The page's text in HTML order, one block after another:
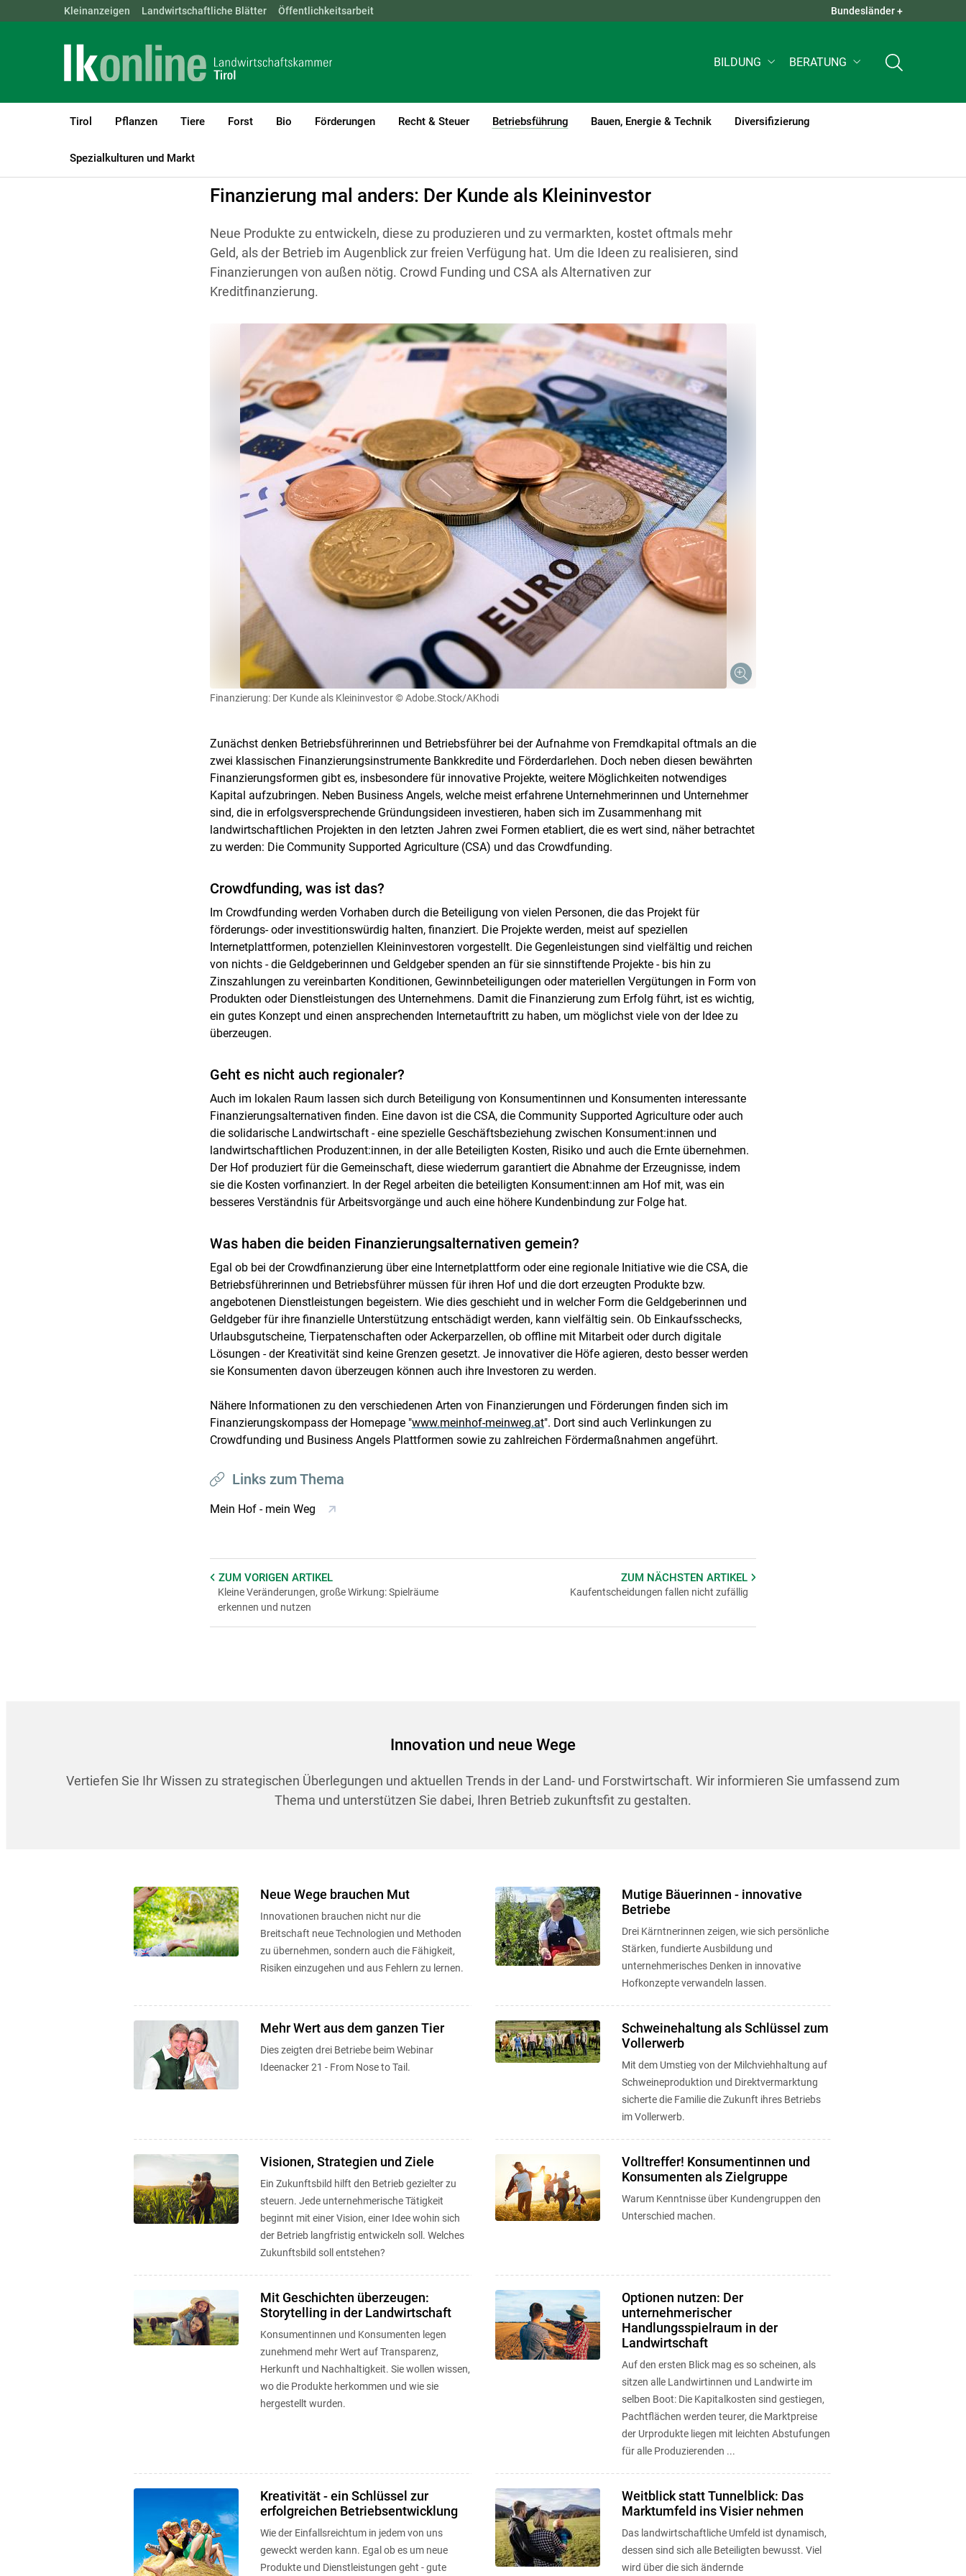
Skip to main content
Landwirtschaftskammern: ÖSTERREICH BGLD KTN NÖ OÖ QUICK LINKS +
Kleinanzeigen Landwirtschaftliche Blätter Öffentlichkeitsarbeit Bundesländer +
BILDUNG BERATUNG
Tirol Pflanzen Tiere Forst Bio Förderungen Recht & Steuer Betriebsführung
(current)1
Bauen, Energie & Technik Diversifizierung
Spezialkulturen und Markt
LK Tirol Betriebsführung Innovation und neue Wege
Finanzierung mal anders: Der Kunde als Kleininvestor
Neue Produkte zu entwickeln, diese zu produzieren und zu vermarkten, kostet oftmals mehr
Geld, als der Betrieb im Augenblick zur freien Verfügung hat. Um die Ideen zu realisieren, sind
Finanzierungen von außen nötig. Crowd Funding und CSA als Alternativen zur
Kreditfinanzierung.
Finanzierung: Der Kunde als Kleininvestor© Adobe.Stock/AKhodi
Zunächst denken Betriebsführerinnen und Betriebsführer bei der Aufnahme von Fremdkapital oftmals an die
zwei klassischen Finanzierungsinstrumente Bankkredite und Förderdarlehen. Doch neben diesen bewährten
Finanzierungsformen gibt es, insbesondere für innovative Projekte, weitere Möglichkeiten notwendiges
Kapital aufzubringen. Neben Business Angels, welche meist erfahrene Unternehmerinnen und Unternehmer
sind, die in erfolgsversprechende Gründungsideen investieren, haben sich im Zusammenhang mit
landwirtschaftlichen Projekten in den letzten Jahren zwei Formen etabliert, die es wert sind, näher betrachtet
zu werden: Die Community Supported Agriculture (CSA) und das Crowdfunding.
Crowdfunding, was ist das?
Im Crowdfunding werden Vorhaben durch die Beteiligung von vielen Personen, die das Projekt für
förderungs- oder investitionswürdig halten, finanziert. Die Projekte werden, meist auf speziellen
Internetplattformen, potenziellen Kleininvestoren vorgestellt. Die Gegenleistungen sind vielfältig und reichen
von nichts - die Geldgeberinnen und Geldgeber spenden an für sie sinnstiftende Projekte - bis hin zu
Zinszahlungen zu vereinbarten Konditionen, Gewinnbeteiligungen oder materiellen Vergütungen in Form von
Produkten oder Dienstleistungen des Unternehmens. Damit die Finanzierung zum Erfolg führt, ist es wichtig,
ein gutes Konzept und einen ansprechenden Internetauftritt zu haben, um möglichst viele von der Idee zu
überzeugen.
Geht es nicht auch regionaler?
Auch im lokalen Raum lassen sich durch Beteiligung von Konsumentinnen und Konsumenten interessante
Finanzierungsalternativen finden. Eine davon ist die CSA, die Community Supported Agriculture oder auch
die solidarische Landwirtschaft - eine spezielle Geschäftsbeziehung zwischen Konsument:innen und
landwirtschaftlichen Produzent:innen, in der alle Beteiligten Kosten, Risiko und auch die Ernte übernehmen.
Der Hof produziert für die Gemeinschaft, diese wiederrum garantiert die Abnahme der Erzeugnisse, indem
sie die Kosten vorfinanziert. In der Regel arbeiten die beteiligten Konsument:innen am Hof mit, was ein
besseres Verständnis für Arbeitsvorgänge und auch eine höhere Kundenbindung zur Folge hat.
Was haben die beiden Finanzierungsalternativen gemein?
Egal ob bei der Crowdfinanzierung über eine Internetplattform oder eine regionale Initiative wie die CSA, die
Betriebsführerinnen und Betriebsführer müssen für ihren Hof und die dort erzeugten Produkte bzw.
angebotenen Dienstleistungen begeistern. Wie dies geschieht und in welcher Form die Geldgeberinnen und
Geldgeber für ihre finanzielle Unterstützung entschädigt werden, kann vielfältig sein. Ob Einkaufsschecks,
Urlaubsgutscheine, Tierpatenschaften oder Ackerparzellen, ob offline mit Mitarbeit oder durch digitale
Lösungen - der Kreativität sind keine Grenzen gesetzt. Je innovativer die Höfe agieren, desto besser werden
sie Konsumenten davon überzeugen können auch ihre Investoren zu werden.
Nähere Informationen zu den verschiedenen Arten von Finanzierungen und Förderungen finden sich im
Finanzierungskompass der Homepage "www.meinhof-meinweg.at". Dort sind auch Verlinkungen zu
Crowdfunding und Business Angels Plattformen sowie zu zahlreichen Fördermaßnahmen angeführt.
Links zum Thema
Mein Hof - mein Weg
ZUM VORIGENARTIKEL
Kleine Veränderungen, große Wirkung: Spielräume
erkennen und nutzen
ZUM NÄCHSTEN ARTIKEL
Kaufentscheidungen fallen nicht zufällig
Innovation und neue Wege
Vertiefen Sie Ihr Wissen zu strategischen Überlegungen und aktuellen Trends in der Land- und Forstwirtschaft. Wir informieren Sie umfassend zum
Thema und unterstützen Sie dabei, Ihren Betrieb zukunftsfit zu gestalten.
Neue Wege brauchen Mut
Innovationen brauchen nicht nur die
Breitschaft neue Technologien und Methoden
zu übernehmen, sondern auch die Fähigkeit,
Risiken einzugehen und aus Fehlern zu lernen.
Mutige Bäuerinnen - innovative
Betriebe
Drei Kärntnerinnen zeigen, wie sich persönliche
Stärken, fundierte Ausbildung und
unternehmerisches Denken in innovative
Hofkonzepte verwandeln lassen.
Mehr Wert aus dem ganzen Tier
Dies zeigten drei Betriebe beim Webinar
Ideenacker 21 - From Nose to Tail.
Schweinehaltung als Schlüssel zum
Vollerwerb
Mit dem Umstieg von der Milchviehhaltung auf
Schweineproduktion und Direktvermarktung
sicherte die Familie die Zukunft ihres Betriebs
im Vollerwerb.
Visionen, Strategien und Ziele
Ein Zukunftsbild hilft den Betrieb gezielter zu
steuern. Jede unternehmerische Tätigkeit
beginnt mit einer Vision, einer Idee wohin sich
der Betrieb langfristig entwickeln soll. Welches
Zukunftsbild soll entstehen?
Volltreffer! Konsumentinnen und
Konsumenten als Zielgruppe
Warum Kenntnisse über Kundengruppen den
Unterschied machen.
Mit Geschichten überzeugen:
Storytelling in der Landwirtschaft
Konsumentinnen und Konsumenten legen
zunehmend mehr Wert auf Transparenz,
Herkunft und Nachhaltigkeit. Sie wollen wissen,
wo die Produkte herkommen und wie sie
hergestellt wurden.
Optionen nutzen: Der
unternehmerischer
Handlungsspielraum in der
Landwirtschaft
Auf den ersten Blick mag es so scheinen, als
sitzen alle Landwirtinnen und Landwirte im
selben Boot: Die Kapitalkosten sind gestiegen,
Pachtflächen werden teurer, die Marktpreise
der Urprodukte liegen mit leichten Abstufungen
für alle Produzierenden ...
Kreativität - ein Schlüssel zur
erfolgreichen Betriebsentwicklung
Wie der Einfallsreichtum in jedem von uns
geweckt werden kann. Egal ob es um neue
Produkte und Dienstleistungen geht - gute
Weitblick statt Tunnelblick: Das
Marktumfeld ins Visier nehmen
Das landwirtschaftliche Umfeld ist dynamisch,
dessen sind sich alle Beteiligten bewusst. Viel
wird über die sich ändernde